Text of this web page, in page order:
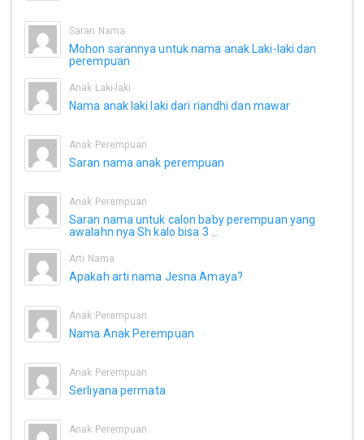
Saran Nama
Mohon sarannya untuk nama anak Laki-laki dan
perempuan
Anak Laki-laki
Nama anak laki laki dari riandhi dan mawar
Anak Perempuan
Saran nama anak perempuan
Anak Perempuan
Saran nama untuk calon baby perempuan yang
awalahn nya Sh kalo bisa 3 ...
Arti Nama
Apakah arti nama Jesna Amaya?
Anak Perempuan
Nama Anak Perempuan
Anak Perempuan
Serliyana permata
Anak Perempuan